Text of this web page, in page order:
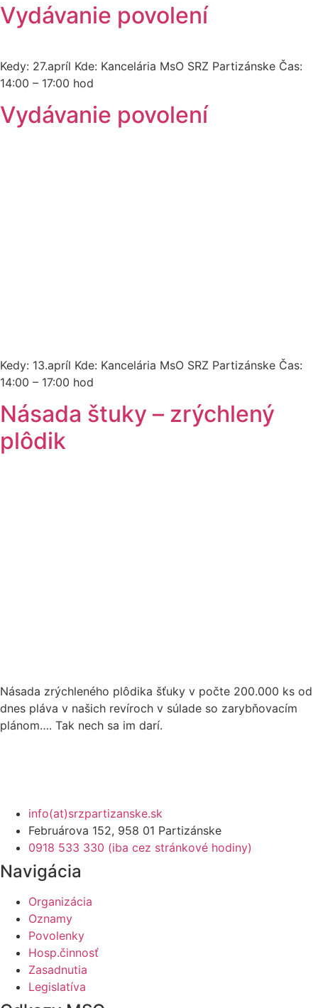
Vydávanie povolení
Kedy: 27.apríl Kde: Kancelária MsO SRZ Partizánske Čas:
14:00 – 17:00 hod
Vydávanie povolení
Kedy: 13.apríl Kde: Kancelária MsO SRZ Partizánske Čas:
14:00 – 17:00 hod
Násada štuky – zrýchlený
plôdik
Násada zrýchleného plôdika šťuky v počte 200.000 ks od
dnes pláva v našich revíroch v súlade so zarybňovacím
plánom…. Tak nech sa im darí.
info(at)srzpartizanske.sk
Februárova 152, 958 01 Partizánske
0918 533 330 (iba cez stránkové hodiny)
Navigácia
Organizácia
Oznamy
Povolenky
Hosp.činnosť
Zasadnutia
Legislatíva